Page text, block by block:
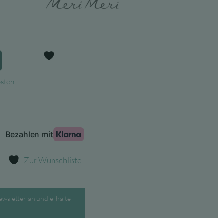
7,45 €.
Zur Wunschliste
an und erhalte